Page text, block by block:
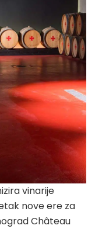
vinarije
nove ere za
Château